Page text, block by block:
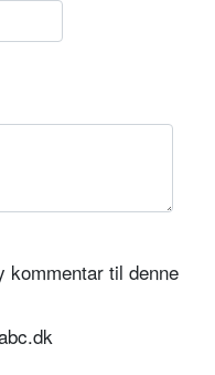
kommentar til denne